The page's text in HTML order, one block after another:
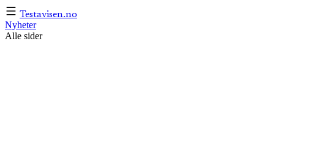
Testavisen.no
Nyheter
Alle sider